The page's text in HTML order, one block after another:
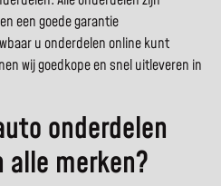
een goede garantie
u onderdelen online kunt
wij goedkope en snel uitleveren in
onderdelen
alle merken?